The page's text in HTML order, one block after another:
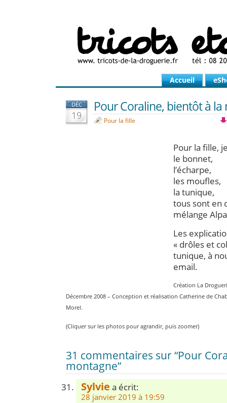
Accueil
DÉC
19
Pour Coraline, bientôt à
Pour la fille
Pour la fille,
le bonnet,
l’écharpe,
les moufles,
la tunique,
tous sont en
mélange
Les
« drôles et
tunique, à
email.
Création La
Décembre 2008 – Conception et réalisation Catherine de
Morel.
(Cliquer sur les photos pour agrandir, puis zoomer)
31 commentaires sur “Pour
montagne”
Sylvie a écrit:
28 janvier 2019 à 19:59